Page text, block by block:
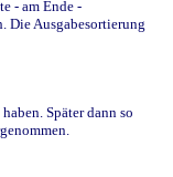
- am Ende -
Die Ausgabesortierung
Später dann so